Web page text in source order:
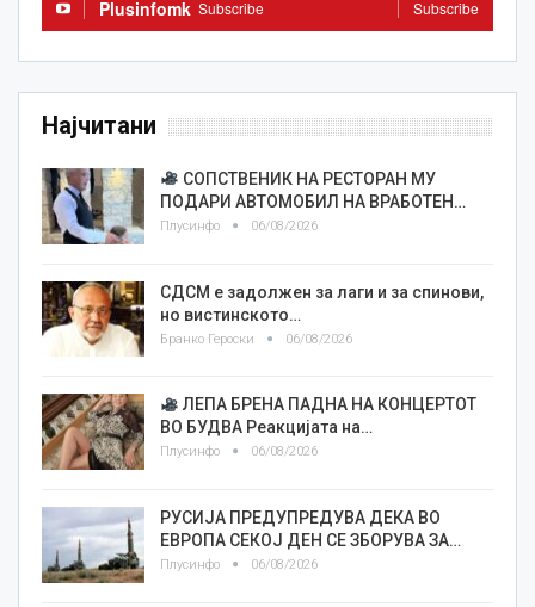
Plusinfomk Subscribe Subscribe
Најчитани
СОПСТВЕНИК НА РЕСТОРАН МУ
ПОДАРИ АВТОМОБИЛ НА ВРАБОТЕН…
Плусинфо 06/08/2026
СДСМ е задолжен за лаги и за спинови,
но вистинското…
Бранко Героски 06/08/2026
ЛЕПА БРЕНА ПАДНА НА КОНЦЕРТОТ
ВО БУДВА Реакцијата на…
Плусинфо 06/08/2026
РУСИЈА ПРЕДУПРЕДУВА ДЕКА ВО
ЕВРОПА СЕКОЈ ДЕН СЕ ЗБОРУВА ЗА…
Плусинфо 06/08/2026